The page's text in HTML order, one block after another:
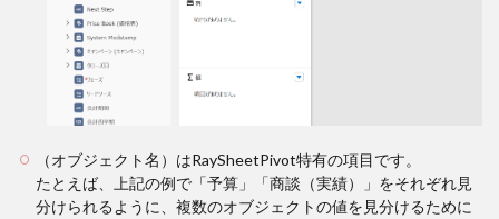
（オブジェクト名）はRaySheetPivot特有の項目です。
たとえば、上記の例で「予算」「商談（実績）」をそれぞれ見
分けられるように、複数のオブジェクトの値を見分けるために